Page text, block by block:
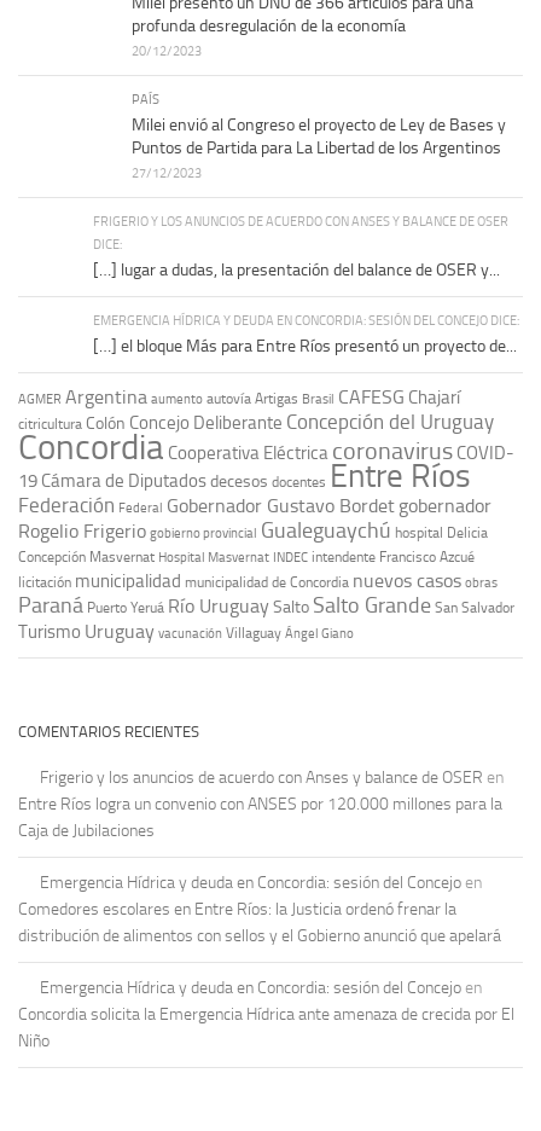
profunda desregulación de la economía
20/12/2023
PAÍS
Milei envió al Congreso el proyecto de Ley de Bases y
Puntos de Partida para La Libertad de los Argentinos
27/12/2023
FRIGERIO Y LOS ANUNCIOS DE ACUERDO CON ANSES Y BALANCE DE OSER
DICE:
[…] lugar a dudas, la presentación del balance de OSER y...
EMERGENCIA HÍDRICA Y DEUDA EN CONCORDIA: SESIÓN DEL CONCEJO DICE:
[…] el bloque Más para Entre Ríos presentó un proyecto de...
AGMER Argentina aumento autovía Artigas Brasil CAFESG Chajarí
citricultura Colón Concejo Deliberante Concepción del Uruguay
Concordia Cooperativa Eléctrica coronavirus COVID-
19 Cámara de Diputadosdecesos docentes Entre Ríos
Federación Federal Gobernador Gustavo Bordet gobernador
Rogelio Frigerio gobierno provincial Gualeguaychú hospital Delicia
Concepción Masvernat Hospital Masvernat INDEC intendente Francisco Azcué
licitación municipalidad municipalidad de Concordia nuevos casos obras
Paraná Puerto Yeruá Río UruguaySalto Salto Grande San Salvador
Turismo Uruguay vacunación Villaguay Ángel Giano
COMENTARIOS RECIENTES
Frigerio y los anuncios de acuerdo con Anses y balance de OSER en
Entre Ríos logra un convenio con ANSES por 120.000 millones para la
Caja de Jubilaciones
Emergencia Hídrica y deuda en Concordia: sesión del Concejo en
Comedores escolares en Entre Ríos: la Justicia ordenó frenar la
distribución de alimentos con sellos y el Gobierno anunció que apelará
Emergencia Hídrica y deuda en Concordia: sesión del Concejo en
Concordia solicita la Emergencia Hídrica ante amenaza de crecida por El
Niño